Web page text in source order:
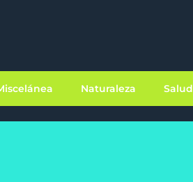
Naturaleza Salud